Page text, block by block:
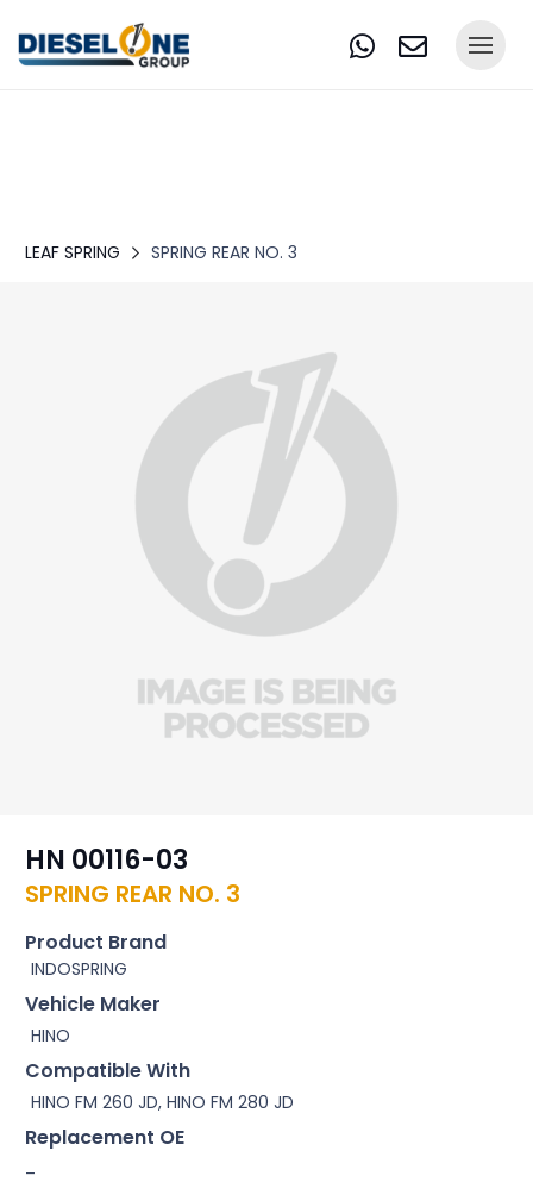
LEAF SPRING SPRING REAR NO. 3
HN 00116-03
SPRING REAR NO. 3
Product Brand
INDOSPRING
Vehicle Maker
HINO
Compatible With
HINO FM 260 JD, HINO FM 280 JD
Replacement OE
–